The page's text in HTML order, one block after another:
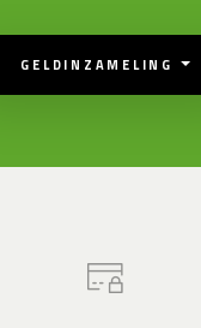
GELDINZAMELING